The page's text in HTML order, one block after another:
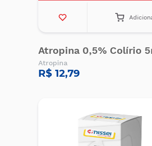
Atropina 0,5% Colírio
Atropina
R$ 12,79